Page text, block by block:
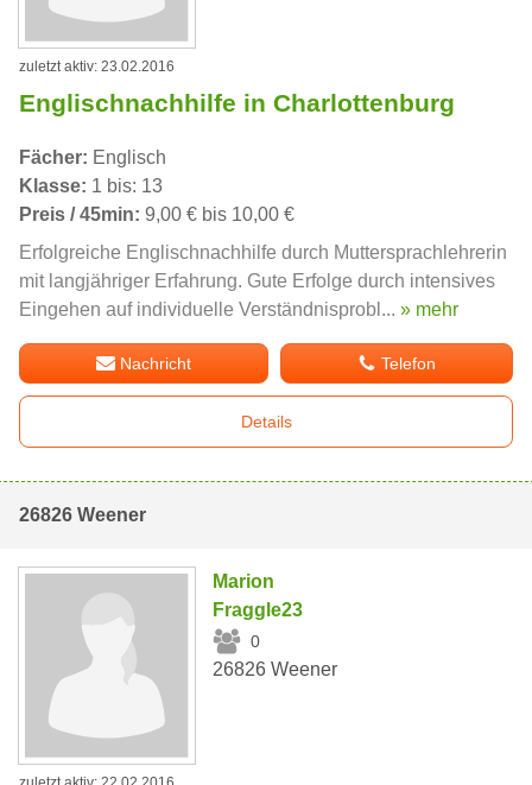
zuletzt aktiv: 23.02.2016
Englischnachhilfe in Charlottenburg
Fächer: Englisch
Klasse: 1 bis: 13
Preis / 45min: 9,00 € bis 10,00 €
Erfolgreiche Englischnachhilfe durch Muttersprachlehrerin
mit langjähriger Erfahrung. Gute Erfolge durch intensives
Eingehen auf individuelle Verständnisprobl... » mehr
Nachricht Telefon
Details
26826 Weener
Marion
Fraggle23
0
26826 Weener